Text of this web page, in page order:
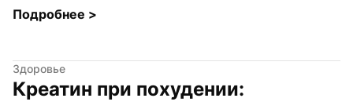
Подробнее >
Здоровье
Креатин при похудении: